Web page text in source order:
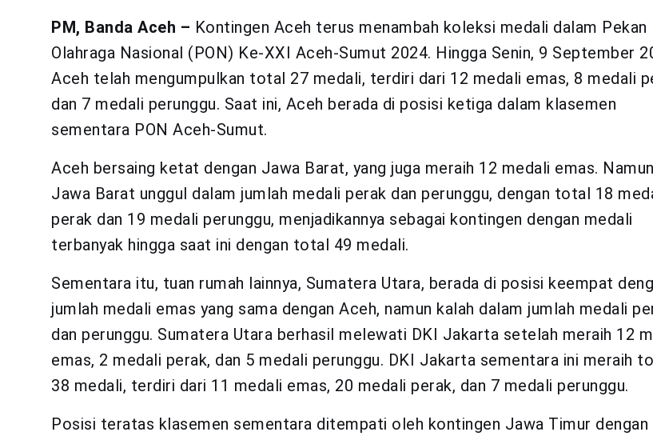
PM, Banda Aceh – Kontingen Aceh terus menambah koleksi medali dalam Pekan
Olahraga Nasional (PON) Ke-XXI Aceh-Sumut 2024. Hingga Senin, 9 September
Aceh telah mengumpulkan total 27 medali, terdiri dari 12 medali emas, 8 medali
dan 7 medali perunggu. Saat ini, Aceh berada di posisi ketiga dalam klasemen
sementara PON Aceh-Sumut.
Aceh bersaing ketat dengan Jawa Barat, yang juga meraih 12 medali emas.
Jawa Barat unggul dalam jumlah medali perak dan perunggu, dengan total 18
perak dan 19 medali perunggu, menjadikannya sebagai kontingen dengan medali
terbanyak hingga saat ini dengan total 49 medali.
Sementara itu, tuan rumah lainnya, Sumatera Utara, berada di posisi keempat
jumlah medali emas yang sama dengan Aceh, namun kalah dalam jumlah medali
dan perunggu. Sumatera Utara berhasil melewati DKI Jakarta setelah meraih 12
emas, 2 medali perak, dan 5 medali perunggu. DKI Jakarta sementara ini meraih
38 medali, terdiri dari 11 medali emas, 20 medali perak, dan 7 medali perunggu.
Posisi teratas klasemen sementara ditempati oleh kontingen Jawa Timur